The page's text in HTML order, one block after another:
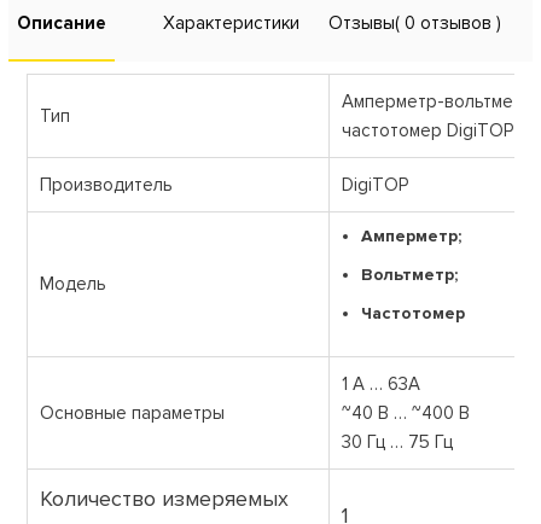
Описание Характеристики Отзывы( 0 отзывов )
Тип
Амперметр-вольтметр-
частотомер DigiTOP
Производитель DigiTOP
Модель
Амперметр;
Вольтметр;
Частотомер
Основные параметры
1 А … 63А
~40 B … ~400 B
30 Гц … 75 Гц
Количество измеряемых
1